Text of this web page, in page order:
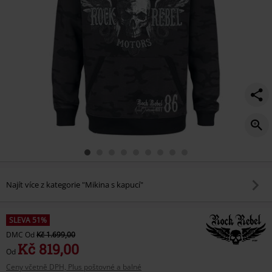
Najít více z kategorie "Mikina s kapucí"
SLEVA 51%
DMC Od Kč 1.699,00
Od Kč 819,00
Ceny včetně DPH, Plus poštovné a balné